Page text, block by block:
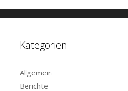
Kategorien
Allgemein
Berichte